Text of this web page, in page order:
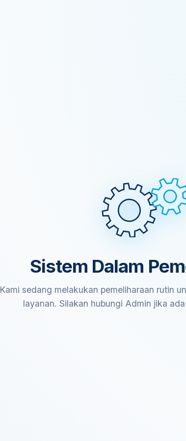
Sistem Dalam
Kami sedang melakukan pemeliharaan rutin
layanan. Silakan hubungi Admin jika